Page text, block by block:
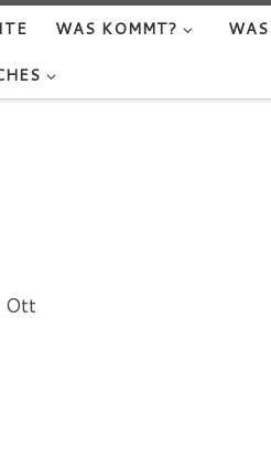
WAS KOMMT?
Ott